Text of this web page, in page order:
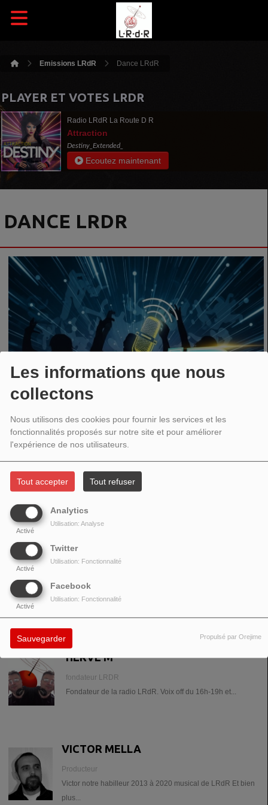
Les informations que nous
collectons
Nous utilisons des cookies pour fournir les services et les
fonctionnalités proposés sur notre site et pour améliorer
l'expérience de nos utilisateurs.
Tout accepter Tout refuser
Analytics
Activé
Utilisation: Analyse
Twitter
Activé
Utilisation: Fonctionnalité
Facebook
Activé
Utilisation: Fonctionnalité
Sauvegarder Propulsé par Orejime
Emissions LRdR Dance LRdR
PLAYER ET VOTES LRDR
Radio LRdR La Route D R
Attraction
Destiny_Extended_
Ecoutez maintenant
DANCE LRDR
TOUTE LA SEMAINE, DE 21:00 À 23:00
House électro dance LRdR
ANIMATEUR(S) DE L’ÉMISSION
HERVÉ M
fondateur LRDR
Fondateur de la radio LRdR. Voix off du 16h-19h et...
VICTOR MELLA
Producteur
Victor notre habilleur 2013 à 2020 musical de LRdR Et bien
plus...